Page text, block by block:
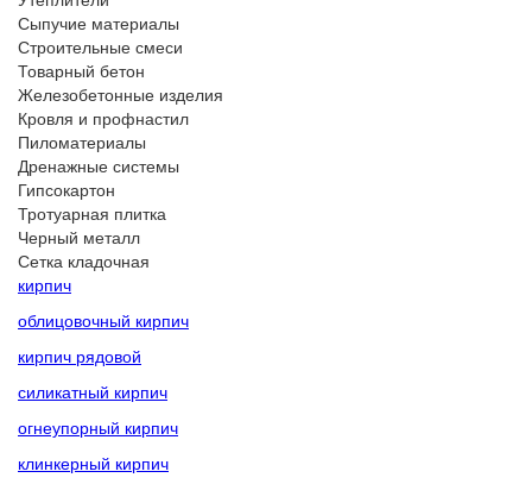
Сыпучие материалы
Строительные смеси
Товарный бетон
Железобетонные изделия
Кровля и профнастил
Пиломатериалы
Дренажные системы
Гипсокартон
Тротуарная плитка
Черный металл
Сетка кладочная
кирпич
облицовочный кирпич
кирпич рядовой
силикатный кирпич
огнеупорный кирпич
клинкерный кирпич